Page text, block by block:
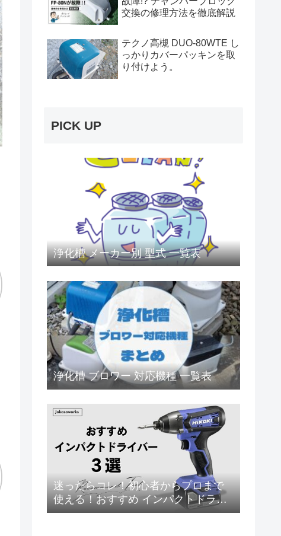
交換の修理方法を徹底解説
テクノ高槻 DUO-80WTE し
っかりカバーパッキンを取
り付けよう。
PICK UP
浄化槽 メーカー別 型式 一覧表
浄化槽 ブロワー 対応機種 一覧表
迷ったらコレ！初心者からプロまで
使える！おすすめ インパクトドライ
バー 3選